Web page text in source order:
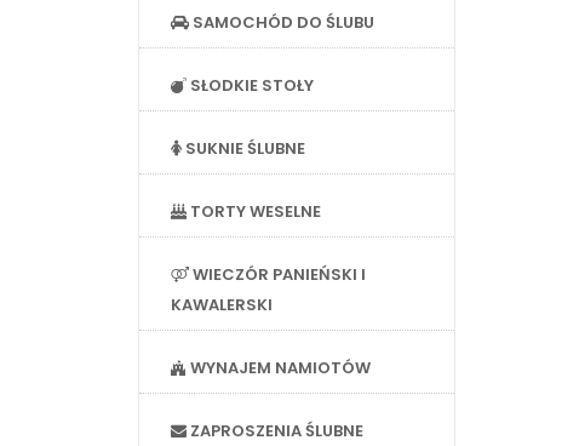
SAMOCHÓD DO ŚLUBU
SŁODKIE STOŁY
SUKNIE ŚLUBNE
TORTY WESELNE
WIECZÓR PANIEŃSKI I
KAWALERSKI
WYNAJEM NAMIOTÓW
ZAPROSZENIA ŚLUBNE